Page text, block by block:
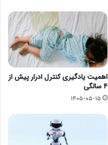
اهمیت یادگیری کنترل ادرار پیش از
۴ سالگی
۱۴۰۵-۰۵-۱۵